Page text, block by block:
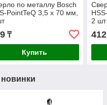
по металлу Bosch
PointTeQ 3,5 x 70 мм,
₸
Купить
2 шт
412